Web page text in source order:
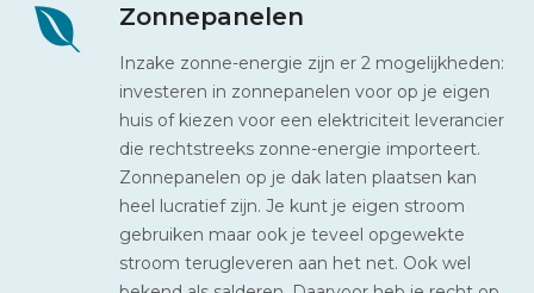
Zonnepanelen
Inzake zonne-energie zijn er 2 mogelijkheden:
investeren in zonnepanelen voor op je eigen
huis of kiezen voor een elektriciteit leverancier
die rechtstreeks zonne-energie importeert.
Zonnepanelen op je dak laten plaatsen kan
heel lucratief zijn. Je kunt je eigen stroom
gebruiken maar ook je teveel opgewekte
stroom terugleveren aan het net. Ook wel